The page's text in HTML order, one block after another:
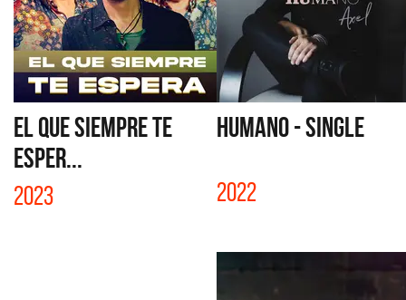
EL QUE SIEMPRE TE
ESPER...
2023
HUMANO - SINGLE
2022